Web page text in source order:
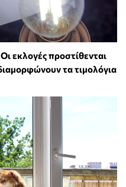
εκλογές προστίθενται
τα τιμολόγια